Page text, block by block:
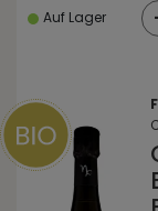
Auf Lager